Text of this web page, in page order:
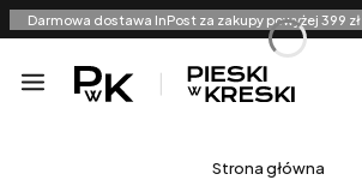
Darmowa dostawa InPost za zakupy powyżej 399 zł
Menu
Strona główna